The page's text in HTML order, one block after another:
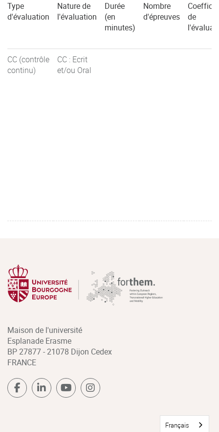
Type
d'évaluation
Nature de
l'évaluation
Durée
(en
minutes)
Nombre
d'épreuves
de
CC (contrôle
continu)
CC : Ecrit
et/ou Oral
Maison de l'université
Esplanade Erasme
BP 27877 - 21078 Dijon Cedex
FRANCE
Français